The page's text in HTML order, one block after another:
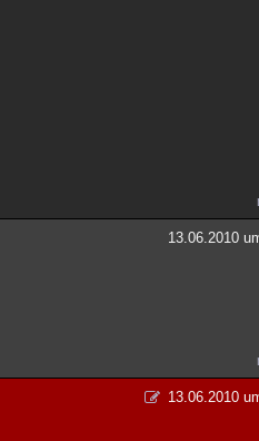
13.06.2010
13.06.2010